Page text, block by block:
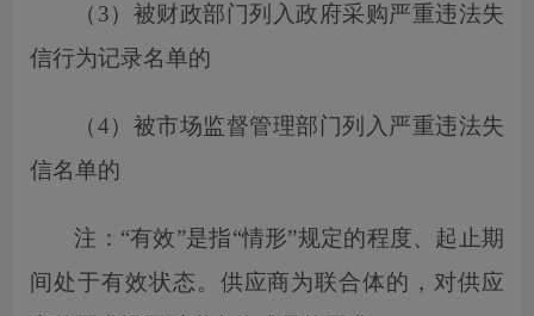
（ 3）被财政部门列入政府采购严重违法失
信行为记录名单的
（4）被市场监督管理部门列入严重违法失
信名单的
注： “有效”是指“情形”规定的程度、起止期
间处于有效状态。供应商为联合体的，对供应